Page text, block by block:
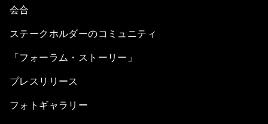
会合
ステークホルダーのコミュニティ
「フォーラム・ストーリー」
プレスリリース
フォトギャラリー